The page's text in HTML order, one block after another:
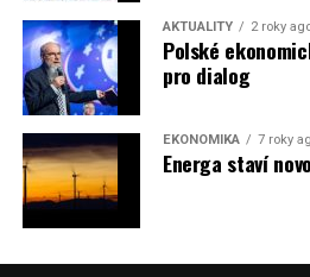
(psáno pro info.cz)
AKTUALITY 2 roky
Polské
pro dialog
EKONOMIKA 7 roky
Energa staví